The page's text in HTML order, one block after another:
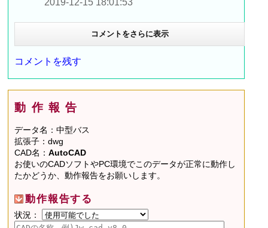
2019-12-15 18:01:53
コメントをさらに表示
コメントを残す
動作報告
データ名：中型バス
拡張子：dwg
CAD名：AutoCAD
お使いのCADソフトやPC環境でこのデータが正常に動作し
たかどうか、動作報告をお願いします。
動作報告する
状況：